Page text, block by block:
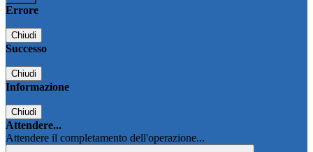
Errore
Chiudi
Successo
Chiudi
Informazione
Chiudi
Attendere...
Attendere il completamento dell'operazione...